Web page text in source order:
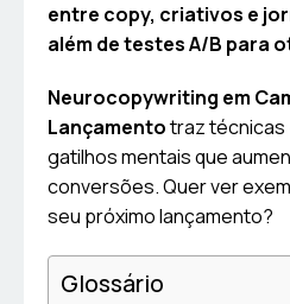
entre copy, criativos e
além de testes A/B para
Neurocopywriting em
Lançamentotraz técnicas
gatilhos mentais que
conversões. Quer ver
seu próximo lançamento?
Glossário